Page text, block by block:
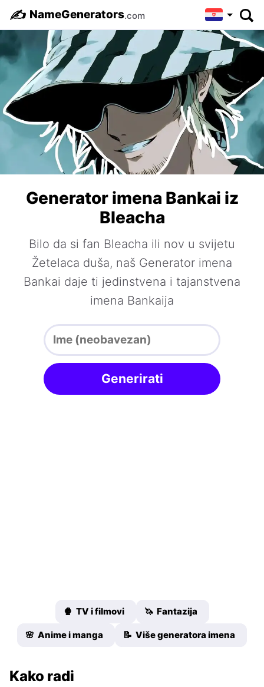
✍️ NameGenerators.com
Generator imena Bankai iz
Bleacha
Bilo da si fan Bleacha ili nov u svijetu
Žetelaca duša, naš Generator imena
Bankai daje ti jedinstvena i tajanstvena
imena Bankaija
Generirati
🍿 TV i filmovi 🦄 Fantazija
🌸 Anime i manga 📝 Više generatora imena
Kako radi